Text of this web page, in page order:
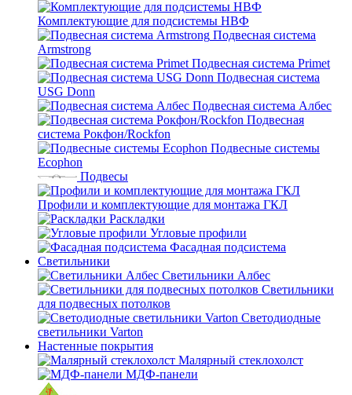
Комплектующие для подсистемы НВФ
Подвесная система
Armstrong
Подвесная система Primet
Подвесная система
USG Donn
Подвесная система Албес
Подвесная
система Рокфон/Rockfon
Подвесные системы
Ecophon
Подвесы
Профили и комплектующие для монтажа ГКЛ
Раскладки
Угловые профили
Фасадная подсистема
Светильники
Светильники Албес
Светильники
для подвесных потолков
Светодиодные
светильники Varton
Настенные покрытия
Малярный стеклохолст
МДФ-панели